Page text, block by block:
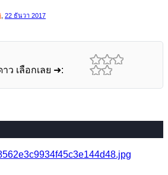
22 ธันวา 2017
ว เลือกเลย ➜: